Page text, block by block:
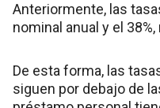
Anteriormente, las
nominal anual y el
De esta forma, las
siguen por debajo de